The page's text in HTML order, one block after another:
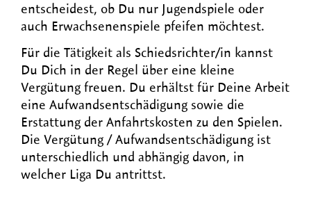
entscheidest, ob Du nur Jugendspiele oder
auch Erwachsenenspiele pfeifen möchtest.
Für die Tätigkeit als Schiedsrichter/in kannst
Du Dich in der Regel über eine kleine
Vergütung freuen. Du erhältst für Deine Arbeit
eine Aufwandsentschädigung sowie die
Erstattung der Anfahrtskosten zu den Spielen.
Die Vergütung / Aufwandsentschädigung ist
unterschiedlich und abhängig davon, in
welcher Liga Du antrittst.